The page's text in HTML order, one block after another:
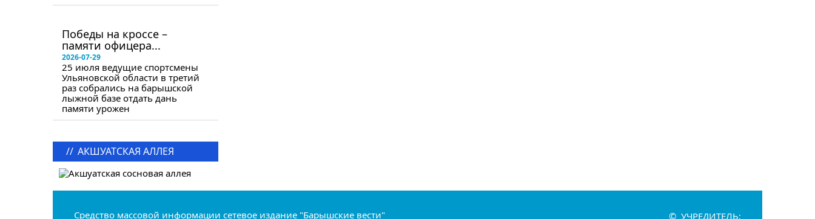
Победы на кроссе –
памяти офицера...
2026-07-29
25 июля ведущие спортсмены
Ульяновской области в третий
раз собрались на барышской
лыжной базе отдать дань
памяти урожен
// АКШУАТСКАЯ АЛЛЕЯ
Средство массовой информации сетевое издание "Барышские вести"
© УЧРЕДИТЕЛЬ: